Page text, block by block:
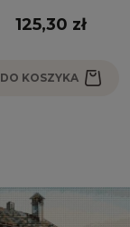
125,30 zł
DO KOSZYKA